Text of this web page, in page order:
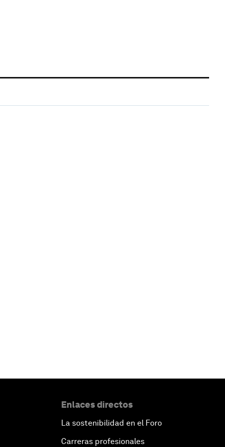
Enlaces directos
La sostenibilidad en el Foro
Carreras profesionales